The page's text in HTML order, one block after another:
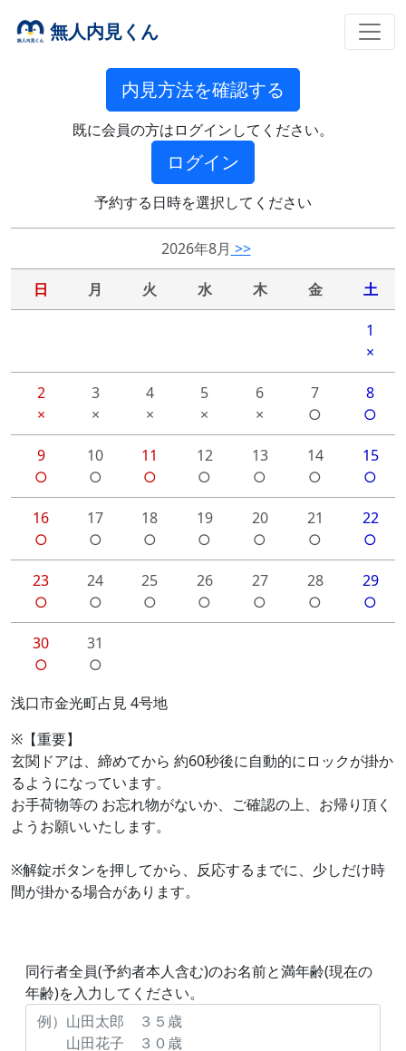
無人内見くん
内見方法を確認する
既に会員の方はログインしてください。
ログイン
予約する日時を選択してください
2026年8月 >>
日 月 火 水 木 金 土
1
×
2
×
3
×
4
×
5
×
6
×
7
○
8
○
9
○
10
○
11
○
12
○
13
○
14
○
15
○
16
○
17
○
18
○
19
○
20
○
21
○
22
○
23
○
24
○
25
○
26
○
27
○
28
○
29
○
30
○
31
○
浅口市金光町占見 4号地
※【重要】
玄関ドアは、締めてから 約60秒後に自動的にロックが掛か
るようになっています。
お手荷物等の お忘れ物がないか、ご確認の上、お帰り頂く
ようお願いいたします。
※解錠ボタンを押してから、反応するまでに、少しだけ時
間が掛かる場合があります。
同行者全員(予約者本人含む)のお名前と満年齢(現在の
年齢)を入力してください。